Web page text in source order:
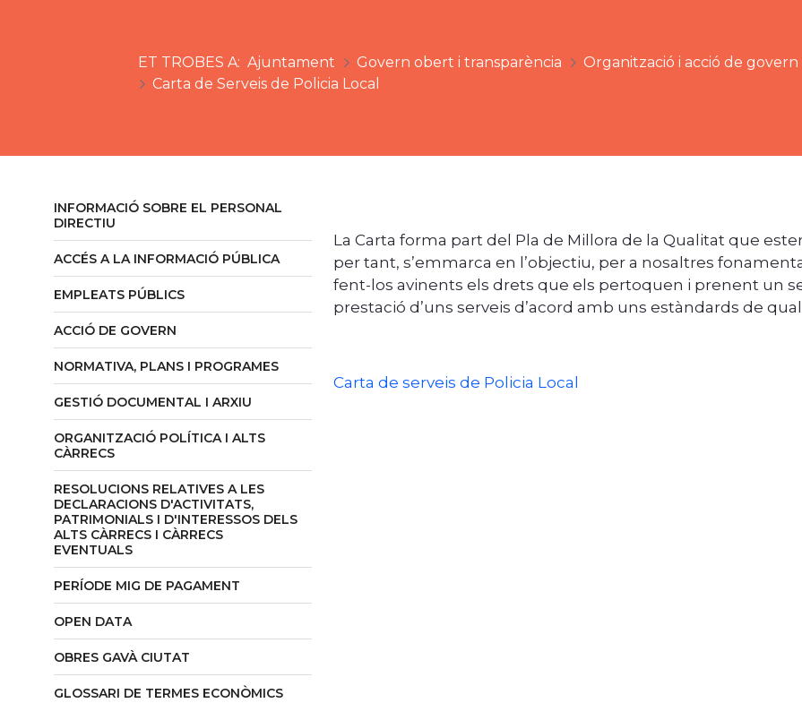
Ajuntament Govern obert i transparència Organització i acció de govern
Carta de Serveis de Policia Local
INFORMACIÓ SOBRE EL PERSONAL
DIRECTIU
ACCÉS A LA INFORMACIÓ PÚBLICA
EMPLEATS PÚBLICS
ACCIÓ DE GOVERN
NORMATIVA, PLANS I PROGRAMES
GESTIÓ DOCUMENTAL I ARXIU
ORGANITZACIÓ POLÍTICA I ALTS
CÀRRECS
RESOLUCIONS RELATIVES A LES
DECLARACIONS D'ACTIVITATS,
PATRIMONIALS I D'INTERESSOS DELS
ALTS CÀRRECS I CÀRRECS
EVENTUALS
PERÍODE MIG DE PAGAMENT
OPEN DATA
OBRES GAVÀ CIUTAT
GLOSSARI DE TERMES ECONÒMICS
La Carta forma part del Pla de Millora de la Qualitat que
per tant, s’emmarca en l’objectiu, per a nosaltres
fent-los avinents els drets que els pertoquen i prenent un
prestació d’uns serveis d’acord amb uns estàndards de
Carta de serveis de Policia Local